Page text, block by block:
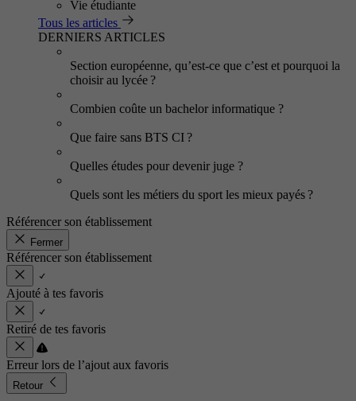
Vie étudiante
Tous les articles
DERNIERS ARTICLES
Section européenne, qu’est-ce que c’est et pourquoi la
choisir au lycée ?
Combien coûte un bachelor informatique ?
Que faire sans BTS CI ?
Quelles études pour devenir juge ?
Quels sont les métiers du sport les mieux payés ?
Référencer son établissement
Fermer
Référencer son établissement
Ajouté à tes favoris
Retiré de tes favoris
Erreur lors de l’ajout aux favoris
Retour